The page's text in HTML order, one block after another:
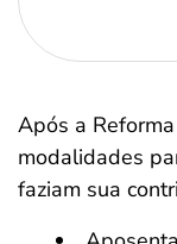
Após a
modalidades
faziam sua